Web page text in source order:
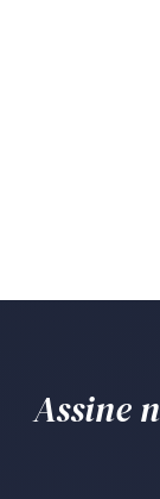
Assine